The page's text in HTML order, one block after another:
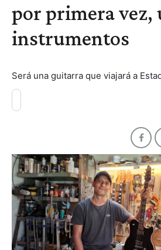
por primera vez,
instrumentos
Será una guitarra que viajará a